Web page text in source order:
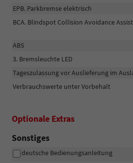
EPB. Parkbremse elektrisch
BCA. Blindspot Collision Avoidance
ABS
3. Bremsleuchte LED
Tageszulassung vor Auslieferung im
Verbrauchswerte unter Vorbehalt
Optionale Extras
Sonstiges
deutsche Bedienungsanleitung